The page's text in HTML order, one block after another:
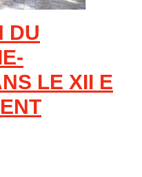
DU
LE XII E